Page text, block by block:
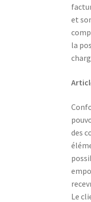
et
la
des
Le